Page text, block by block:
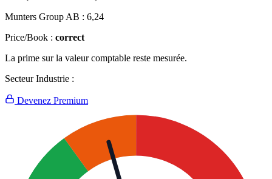
Munters Group AB : 6,24
Price/Book : correct
La prime sur la valeur comptable reste mesurée.
Secteur Industrie :
Devenez Premium